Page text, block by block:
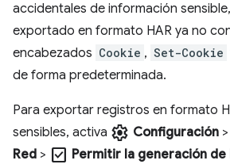
accidentales de información
exportado en formato HAR ya no
encabezados Cookie , Set-Cookie
de forma predeterminada.
Para exportar registros en formato
sensibles, activa settings Configuración >
Red > check_box Permitir la generación de